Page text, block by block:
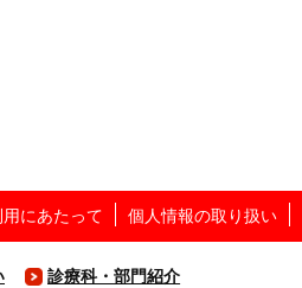
にあたって 個人情報の取り扱い
診療科・部門紹介